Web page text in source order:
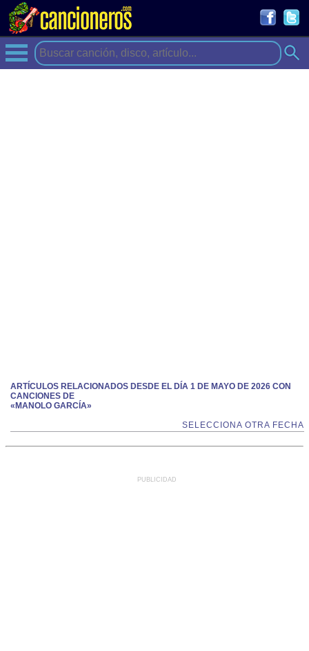
ARTÍCULOS RELACIONADOS DESDE EL DÍA 1 DE MAYO DE 2026 CON
CANCIONES DE
«MANOLO GARCÍA»
SELECCIONA OTRA FECHA
PUBLICIDAD